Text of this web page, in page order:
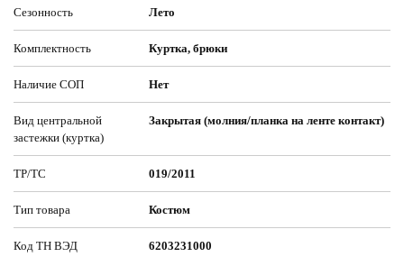
Сезонность Лето
Комплектность Куртка, брюки
Наличие СОП Нет
Вид центральной
застежки (куртка)
Закрытая (молния/планка на ленте контакт)
ТР/ТС 019/2011
Тип товара Костюм
Код ТН ВЭД 6203231000